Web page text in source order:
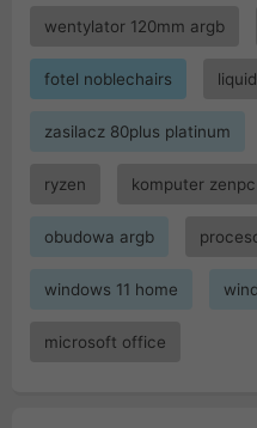
wentylator 120mm argb
fotel noblechairs
zasilacz 80plus platinum
ryzen komputer zenpc
obudowa argb
windows 11 home
microsoft office